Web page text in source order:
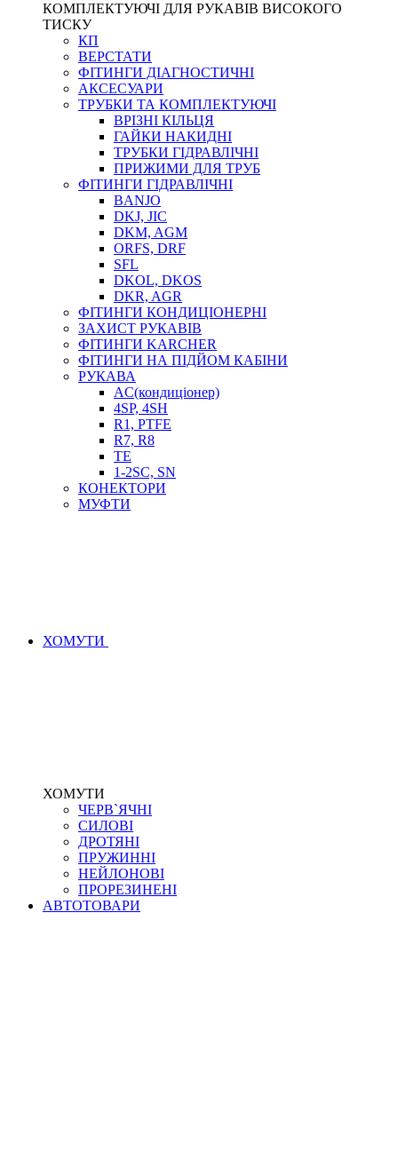
КОМПЛЕКТУЮЧІ ДЛЯ РУКАВІВ ВИСОКОГО
ТИСКУ
КП
ВЕРСТАТИ
ФІТИНГИ ДІАГНОСТИЧНІ
АКСЕСУАРИ
ТРУБКИ ТА КОМПЛЕКТУЮЧІ
ВРІЗНІ КІЛЬЦЯ
ГАЙКИ НАКИДНІ
ТРУБКИ ГІДРАВЛІЧНІ
ПРИЖИМИ ДЛЯ ТРУБ
ФІТИНГИ ГІДРАВЛІЧНІ
BANJO
DKJ, JIC
DKM, AGM
ORFS, DRF
SFL
DKOL, DKOS
DKR, AGR
ФІТИНГИ КОНДИЦІОНЕРНІ
ЗАХИСТ РУКАВІВ
ФІТИНГИ KARCHER
ФІТИНГИ НА ПІДЙОМ КАБІНИ
РУКАВА
AC(кондиціонер)
4SP, 4SH
R1, PTFE
R7, R8
TE
1-2SC, SN
КОНЕКТОРИ
МУФТИ
ХОМУТИ
ХОМУТИ
ЧЕРВ`ЯЧНІ
СИЛОВІ
ДРОТЯНІ
ПРУЖИННІ
НЕЙЛОНОВІ
ПРОРЕЗИНЕНІ
АВТОТОВАРИ